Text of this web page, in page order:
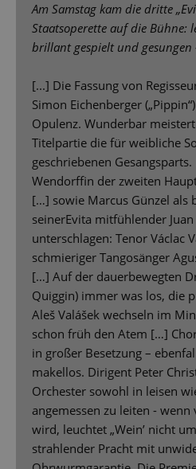
Am Samstag kam die dritte
Staatsoperette auf die Bühne:
brillant gespielt und
[...] Die Fassung von
Simon Eichenberger
Opulenz. Wunderbar
Titelpartie die für weibliche
geschriebenen
Wendorffin der zweiten
[…] sowie Marcus Günzel als
seinerEvita mitfühlender
unterschlagen: Tenor Václac
schmieriger Tangosänger
[…] Auf der dauerbewegten
Quiggin) immer was los, die
Aleš Valášek wechseln im
schon früh den Atem […]
in großer Besetzung –
makellos. Dirigent Peter
Orchester sowohl in leisen
angemessen zu leiten - wenn
wird, leuchtet „Wein’ nicht
strahlender Pracht mit